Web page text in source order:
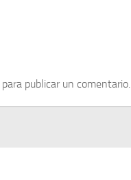
para publicar un comentario.